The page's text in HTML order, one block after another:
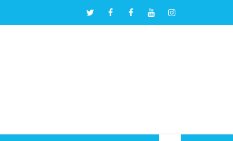
TwitterFacebookFacebook
YoutubeInstagram